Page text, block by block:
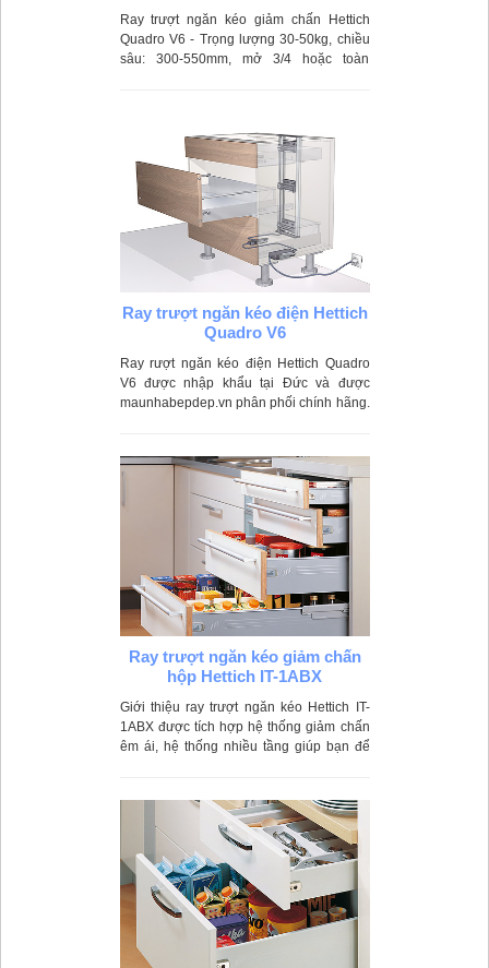
Ray trượt ngăn kéo giảm chấn Hettich
Quadro V6 - Trọng lượng 30-50kg, chiều
sâu: 300-550mm, mở 3/4 hoặc toàn
Ray trượt ngăn kéo điện Hettich
Quadro V6
Ray rượt ngăn kéo điện Hettich Quadro
V6 được nhập khẩu tại Đức và được
maunhabepdep.vn phân phối chính hãng.
Ray trượt ngăn kéo giảm chấn
hộp Hettich IT-1ABX
Giới thiệu ray trượt ngăn kéo Hettich IT-
1ABX được tích hợp hệ thống giảm chấn
êm ái, hệ thống nhiều tầng giúp bạn để